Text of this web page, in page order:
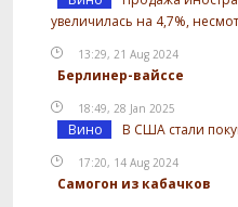
увеличилась на 4,7%,
13:29, 21 Aug 2024
Берлинер-вайссе
18:49, 28 Jan 2025
Вино В США стали
17:20, 14 Aug 2024
Самогон из кабачков